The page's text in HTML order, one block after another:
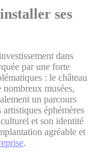
ses
dans
par une forte
: le château
musées,
un parcours
éphémères
et son identité
agréable et
.